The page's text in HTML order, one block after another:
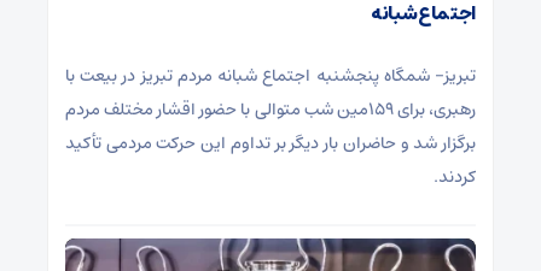
اجتماع شبانه
تبریز- شمگاه پنجشنبه اجتماع شبانه مردم تبریز در بیعت با
رهبری، برای ۱۵۹مین شب متوالی با حضور اقشار مختلف مردم
برگزار شد و حاضران بار دیگر بر تداوم این حرکت مردمی تأکید
کردند.